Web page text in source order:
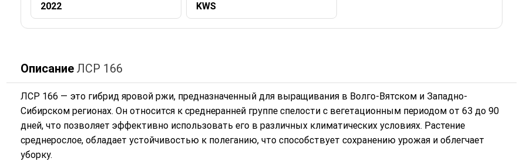
2022 KWS
Описание ЛСР 166
ЛСР 166 — это гибрид яровой ржи, предназначенный для выращивания в Волго-Вятском и Западно-
Сибирском регионах. Он относится к среднеранней группе спелости с вегетационным периодом от 63 до 90
дней, что позволяет эффективно использовать его в различных климатических условиях. Растение
среднерослое, обладает устойчивостью к полеганию, что способствует сохранению урожая и облегчает
уборку.